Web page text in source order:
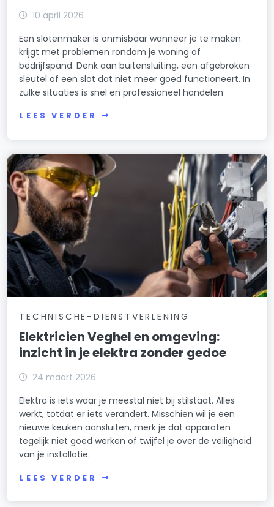
10 april 2026
Een slotenmaker is onmisbaar wanneer je te maken
krijgt met problemen rondom je woning of
bedrijfspand. Denk aan buitensluiting, een afgebroken
sleutel of een slot dat niet meer goed functioneert. In
zulke situaties is snel en professioneel handelen
LEES VERDER
TECHNISCHE-DIENSTVERLENING
Elektricien Veghel en omgeving:
inzicht in je elektra zonder gedoe
24 maart 2026
Elektra is iets waar je meestal niet bij stilstaat. Alles
werkt, totdat er iets verandert. Misschien wil je een
nieuwe keuken aansluiten, merk je dat apparaten
tegelijk niet goed werken of twijfel je over de veiligheid
van je installatie.
LEES VERDER